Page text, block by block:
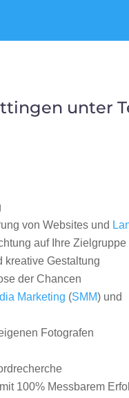
unter
von Websites und
auf Ihre Zielgruppe
kreative Gestaltung
der Chancen
Marketing (SMM) und
Fotografen
100% Messbarem